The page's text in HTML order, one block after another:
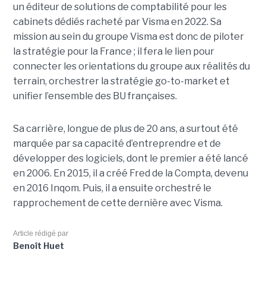
un éditeur de solutions de comptabilité pour les
cabinets dédiés racheté par Visma en 2022. Sa
mission au sein du groupe Visma est donc de piloter
la stratégie pour la France ; il fera le lien pour
connecter les orientations du groupe aux réalités du
terrain, orchestrer la stratégie go-to-market et
unifier l’ensemble des BU françaises.
Sa carrière, longue de plus de 20 ans, a surtout été
marquée par sa capacité d’entreprendre et de
développer des logiciels, dont le premier a été lancé
en 2006. En 2015, il a créé Fred de la Compta, devenu
en 2016 Inqom. Puis, il a ensuite orchestré le
rapprochement de cette dernière avec Visma.
Article rédigé par
Benoît Huet